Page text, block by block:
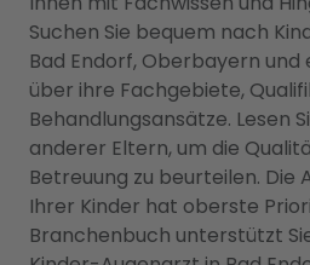
Suchen Sie bequem nach
Bad Endorf, Oberbayern
über ihre Fachgebiete,
Behandlungsansätze. Lesen
anderer Eltern, um die
Betreuung zu beurteilen. Die
Ihrer Kinder hat oberste
Branchenbuch unterstützt